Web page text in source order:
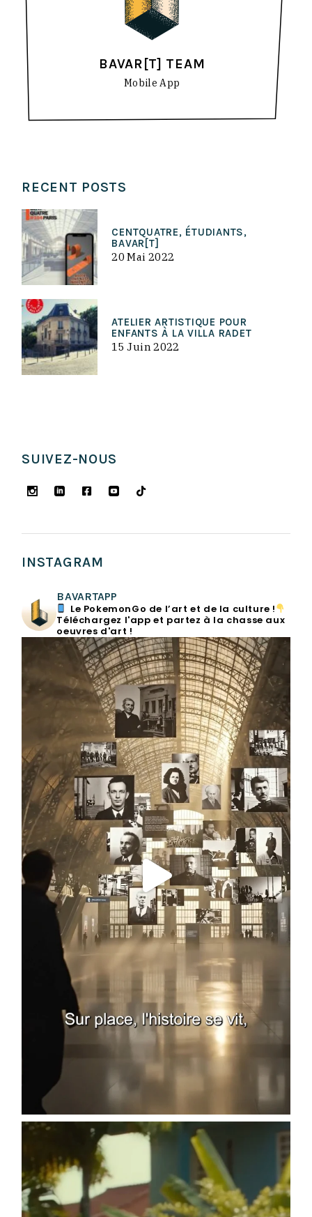
BAVAR[T] TEAM
Mobile App
RECENT POSTS
CENTQUATRE, ÉTUDIANTS,
BAVAR[T]
20 Mai 2022
ATELIER ARTISTIQUE POUR
ENFANTS À LA VILLA RADET
15 Juin 2022
SUIVEZ-NOUS
INSTAGRAM
BAVARTAPP
Le PokemonGo de l’art et de la culture !
Téléchargez l'app et partez à la chasse aux
oeuvres d'art !